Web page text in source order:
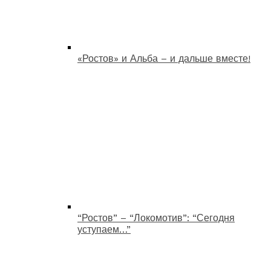
«Ростов» и Альба – и дальше вместе!
“Ростов” – “Локомотив”: “Сегодня
уступаем…”